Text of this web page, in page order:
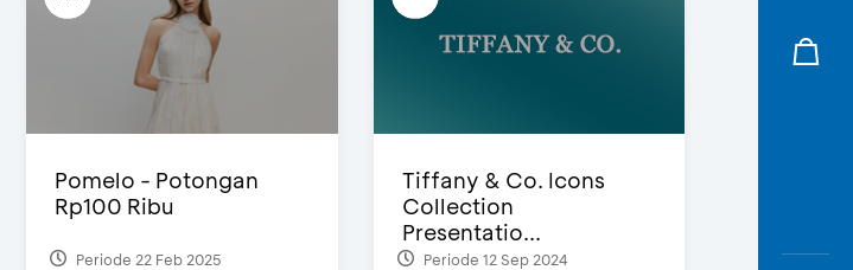
Pomelo - Potongan
Rp100 Ribu
Periode 22 Feb 2025
Tiffany & Co. Icons
Collection
Presentatio...
Periode 12 Sep 2024